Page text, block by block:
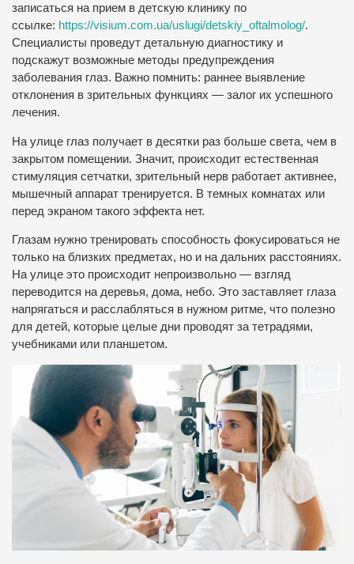
записаться на прием в детскую клинику по
ссылке: https://visium.com.ua/uslugi/detskiy_oftalmolog/.
Специалисты проведут детальную диагностику и
подскажут возможные методы предупреждения
заболевания глаз. Важно помнить: раннее выявление
отклонения в зрительных функциях — залог их успешного
лечения.
На улице глаз получает в десятки раз больше света, чем в
закрытом помещении. Значит, происходит естественная
стимуляция сетчатки, зрительный нерв работает активнее,
мышечный аппарат тренируется. В темных комнатах или
перед экраном такого эффекта нет.
Глазам нужно тренировать способность фокусироваться не
только на близких предметах, но и на дальних расстояниях.
На улице это происходит непроизвольно — взгляд
переводится на деревья, дома, небо. Это заставляет глаза
напрягаться и расслабляться в нужном ритме, что полезно
для детей, которые целые дни проводят за тетрадями,
учебниками или планшетом.